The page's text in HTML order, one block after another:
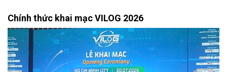
Chính thức khai mạc VILOG 2026